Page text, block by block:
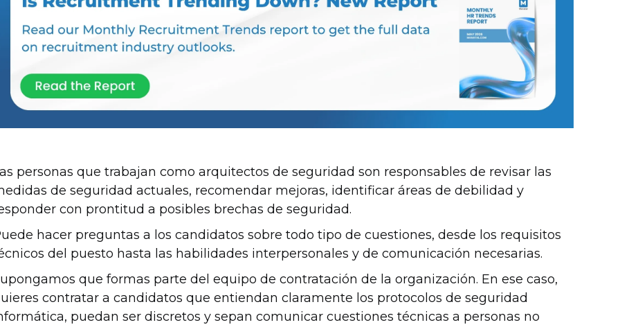
personas que trabajan como arquitectos de seguridad son responsables de revisar las
de seguridad actuales, recomendar mejoras, identificar áreas de debilidad y
con prontitud a posibles brechas de seguridad.
hacer preguntas a los candidatos sobre todo tipo de cuestiones, desde los requisitos
del puesto hasta las habilidades interpersonales y de comunicación necesarias.
que formas parte del equipo de contratación de la organización. En ese caso,
contratar a candidatos que entiendan claramente los protocolos de seguridad
puedan ser discretos y sepan comunicar cuestiones técnicas a personas no